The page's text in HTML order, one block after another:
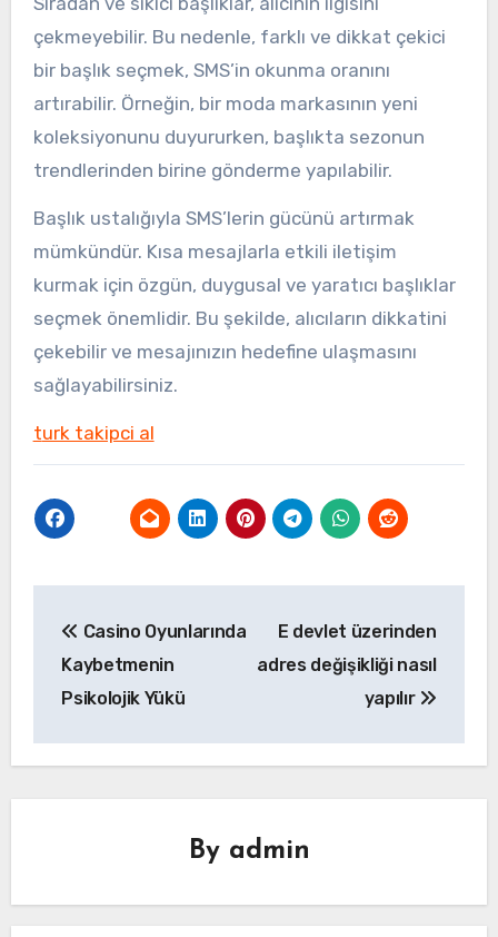
çekmeyebilir. Bu nedenle, farklı ve dikkat çekici
bir başlık seçmek, SMS’in okunma oranını
artırabilir. Örneğin, bir moda markasının yeni
koleksiyonunu duyururken, başlıkta sezonun
trendlerinden birine gönderme yapılabilir.
Başlık ustalığıyla SMS’lerin gücünü artırmak
mümkündür. Kısa mesajlarla etkili iletişim
kurmak için özgün, duygusal ve yaratıcı başlıklar
seçmek önemlidir. Bu şekilde, alıcıların dikkatini
çekebilir ve mesajınızın hedefine ulaşmasını
sağlayabilirsiniz.
turk takipci al
gezinmesi
Casino Oyunlarında
Kaybetmenin
Psikolojik Yükü
E devlet üzerinden
adres değişikliği nasıl
yapılır
By admin